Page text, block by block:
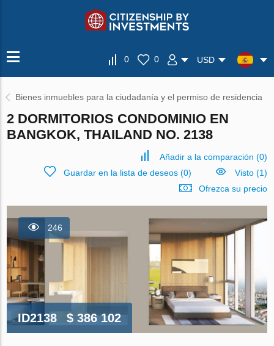
0 0 USD
Bienes inmuebles para la ciudadanía y el permiso de residencia
2 DORMITORIOS CONDOMINIO EN
BANGKOK, THAILAND NO. 2138
Añadir a la comparación (0)
Guardar en la lista de deseos(0)
Visto (1)
Ofrezca su precio
246
ID2138 $ 386 102